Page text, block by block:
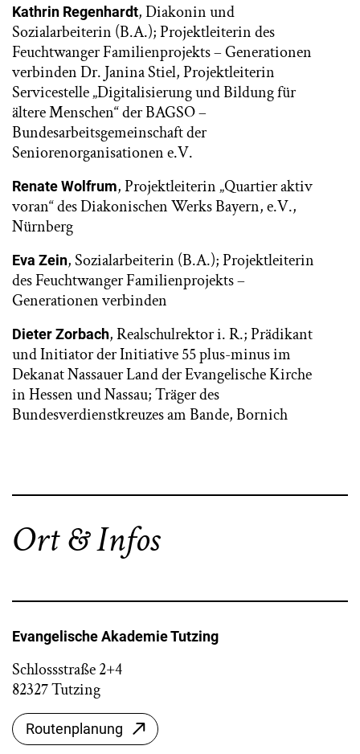
Kathrin Regenhardt, Diakonin und
Sozialarbeiterin (B.A.); Projektleiterin des
Feuchtwanger Familienprojekts – Generationen
verbinden Dr. Janina Stiel, Projektleiterin
Servicestelle „Digitalisierung und Bildung für
ältere Menschen“ der BAGSO –
Bundesarbeitsgemeinschaft der
Seniorenorganisationen e.V.
Renate Wolfrum, Projektleiterin „Quartier aktiv
voran“ des Diakonischen Werks Bayern, e.V.,
Nürnberg
Eva Zein, Sozialarbeiterin (B.A.); Projektleiterin
des Feuchtwanger Familienprojekts –
Generationen verbinden
Dieter Zorbach, Realschulrektor i. R.; Prädikant
und Initiator der Initiative 55 plus-minus im
Dekanat Nassauer Land der Evangelische Kirche
in Hessen und Nassau; Träger des
Bundesverdienstkreuzes am Bande, Bornich
Ort & Infos
Evangelische Akademie Tutzing
Schlossstraße 2+4
82327 Tutzing
Routenplanung